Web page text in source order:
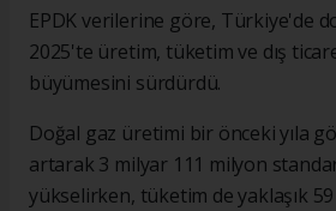
EPDK verilerine göre, Türkiye'de
2025'te üretim, tüketim ve dış
büyümesini sürdürdü.
Doğal gaz üretimi bir önceki yıla
artarak 3 milyar 111 milyon
yükselirken, tüketim de yaklaşık